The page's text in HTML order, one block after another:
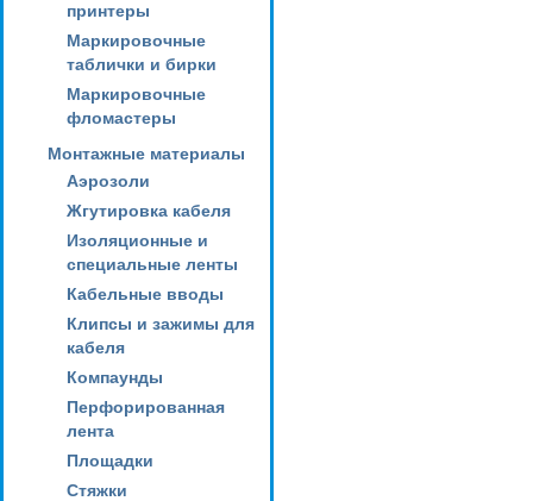
принтеры
Маркировочные
таблички и бирки
Маркировочные
фломастеры
Монтажные материалы
Аэрозоли
Жгутировка кабеля
Изоляционные и
специальные ленты
Кабельные вводы
Клипсы и зажимы для
кабеля
Компаунды
Перфорированная
лента
Площадки
Стяжки